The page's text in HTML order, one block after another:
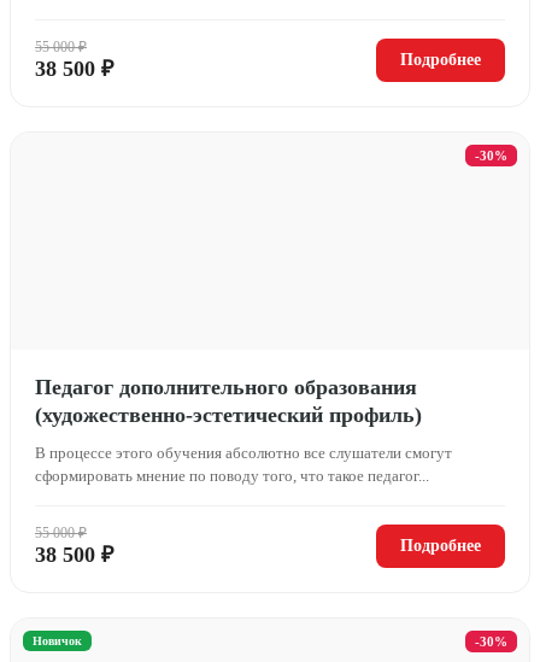
55 000 ₽
38 500 ₽ Подробнее
-30%
Педагог дополнительного образования
(художественно-эстетический профиль)
В процессе этого обучения абсолютно все слушатели смогут
сформировать мнение по поводу того, что такое педагог...
55 000 ₽
38 500 ₽ Подробнее
-30%
Новичок